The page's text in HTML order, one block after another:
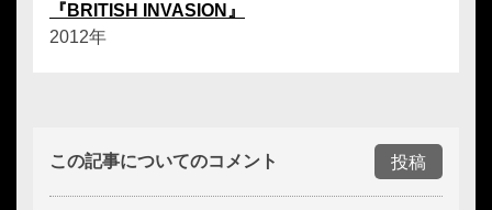
『BRITISH INVASION』
2012年
この記事についてのコメント 投稿